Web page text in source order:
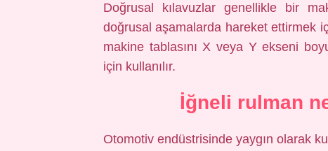
Doğrusal kılavuzlar genellikle bir
doğrusal aşamalarda hareket ettirmek
makine tablasını X veya Y ekseni
için kullanılır.
İğneli rulman
Otomotiv endüstrisinde yaygın olarak